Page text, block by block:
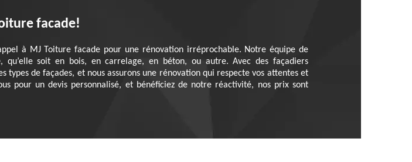
facade!
à MJ Toiture facade pour une rénovation irréprochable. Notre équipe de
soit en bois, en carrelage, en béton, ou autre. Avec des façadiers
de façades, et nous assurons une rénovation qui respecte vos attentes et
pour un devis personnalisé, et bénéficiez de notre réactivité, nos prix sont